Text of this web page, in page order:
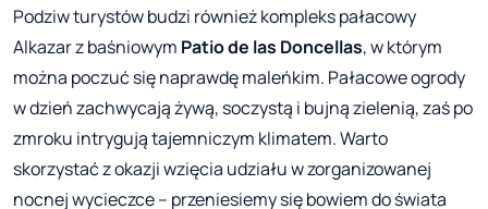
Podziw turystów budzi również kompleks pałacowy
Alkazar z baśniowym Patio de las Doncellas, w którym
można poczuć się naprawdę maleńkim. Pałacowe ogrody
w dzień zachwycają żywą, soczystą i bujną zielenią, zaś po
zmroku intrygują tajemniczym klimatem. Warto
skorzystać z okazji wzięcia udziału w zorganizowanej
nocnej wycieczce – przeniesiemy się bowiem do świata